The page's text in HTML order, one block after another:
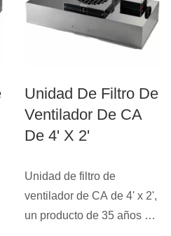
Unidad De Filtro De
Ventilador De CA
De 4' X 2'
Unidad de filtro de
ventilador de CA de 4' x 2',
un producto de 35 años de